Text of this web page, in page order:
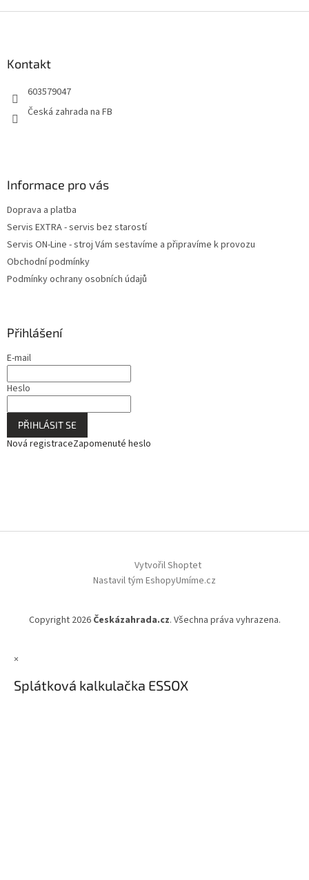
v
Kontakt
603579047
Česká zahrada na FB
Informace pro vás
Doprava a platba
Servis EXTRA - servis bez starostí
Servis ON-Line - stroj Vám sestavíme a připravíme k provozu
Obchodní podmínky
Podmínky ochrany osobních údajů
Přihlášení
E-mail
Heslo
PŘIHLÁSIT SE
Nová registraceZapomenuté heslo
Vytvořil Shoptet
Nastavil tým EshopyUmíme.cz
Copyright 2026 Českázahrada.cz. Všechna práva vyhrazena.
×
Splátková kalkulačka ESSOX